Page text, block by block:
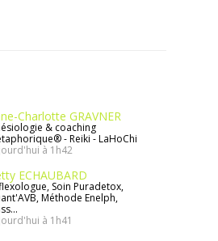
Charlotte GRAVNER
& coaching
- Reiki - LaHoChi
à 1h42
ECHAUBARD
Soin Puradetox,
Méthode Enelph,
à 1h41